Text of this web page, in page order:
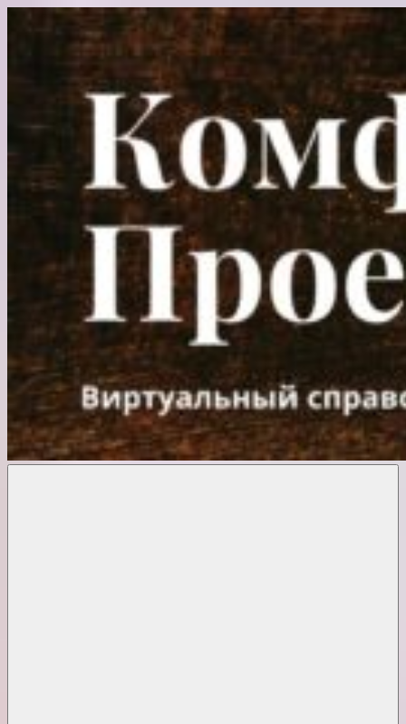
Перейти
содержимому